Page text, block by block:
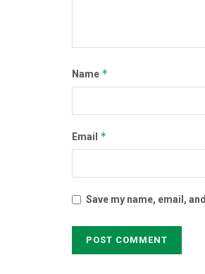
Name *
Email *
Save my name, email,